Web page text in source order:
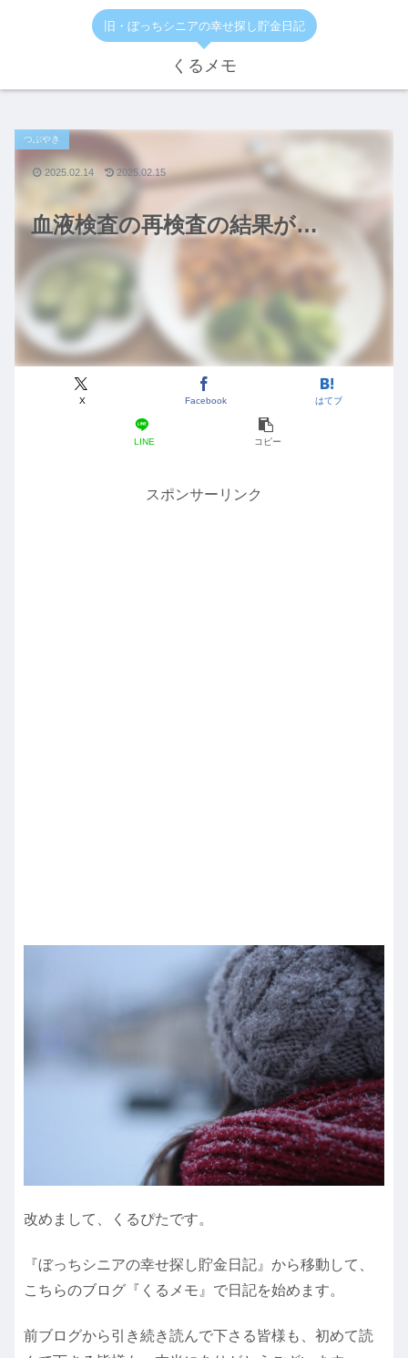
旧・ぼっちシニアの幸せ探し貯金日記
くるメモ
血液検査の再検査の結果が…
つぶやき
X Facebook はてブ
LINE コピー
2025.02.14 2025.02.15
スポンサーリンク
改めまして、くるぴたです。
『ぼっちシニアの幸せ探し貯金日記』から移動して、
こちらのブログ『くるメモ』で日記を始めます。
前ブログから引き続き読んで下さる皆様も、初めて読